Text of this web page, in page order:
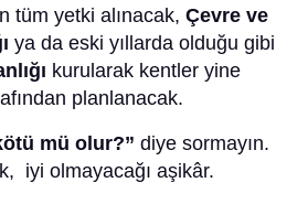
tüm yetki alınacak, Çevre ve
ya da eski yıllarda olduğu gibi
kurularak kentler yine
planlanacak.
mü olur?” diye sormayın.
iyi olmayacağı aşikâr.